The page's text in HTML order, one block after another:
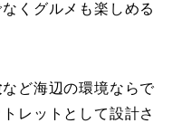
くグルメも楽しめる
など海辺の環境ならで
レットとして設計さ